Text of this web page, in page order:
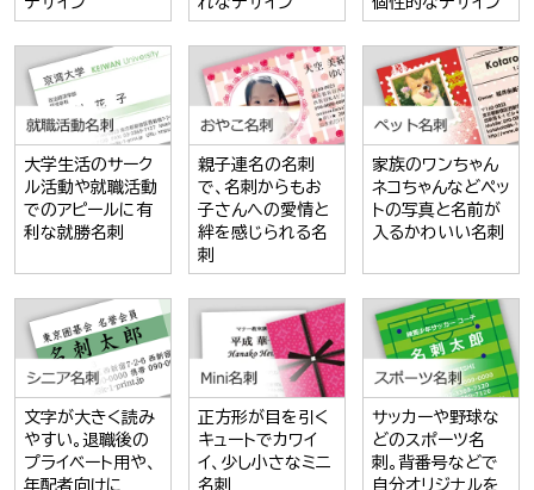
大学生活のサーク
ル活動や就職活動
でのアピールに有
利な就勝名刺
親子連名の名刺
で、名刺からもお
子さんへの愛情と
絆を感じられる名
刺
家族のワンちゃん
ネコちゃんなどペッ
トの写真と名前が
入るかわいい名刺
文字が大きく読み
やすい。退職後の
プライベート用や、
年配者向けに
正方形が目を引く
キュートでカワイ
イ、少し小さなミニ
名刺
サッカーや野球な
どのスポーツ名
刺。背番号などで
自分オリジナルを